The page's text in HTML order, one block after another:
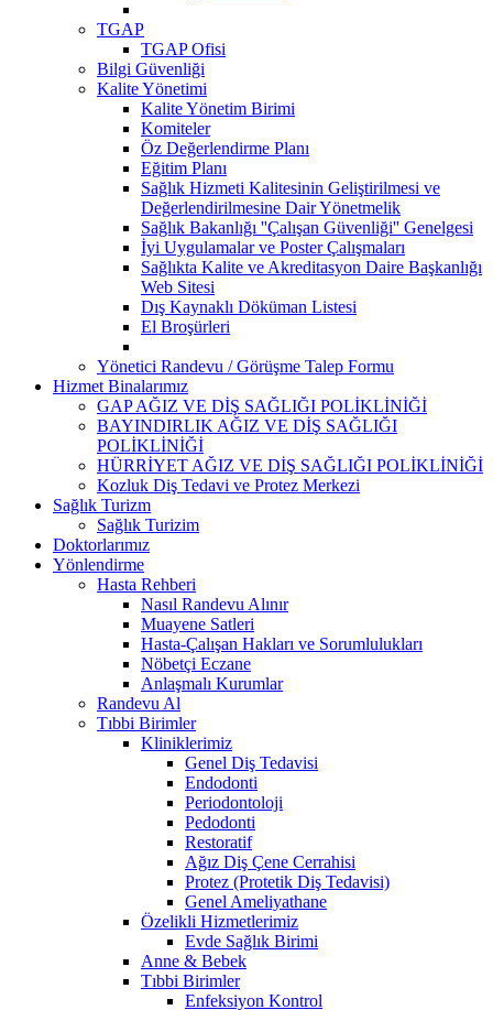
TGAP
TGAP Ofisi
Bilgi Güvenliği
Kalite Yönetimi
Kalite Yönetim Birimi
Komiteler
Öz Değerlendirme Planı
Eğitim Planı
Sağlık Hizmeti Kalitesinin Geliştirilmesi ve
Değerlendirilmesine Dair Yönetmelik
Sağlık Bakanlığı ''Çalışan Güvenliği'' Genelgesi
İyi Uygulamalar ve Poster Çalışmaları
Sağlıkta Kalite ve Akreditasyon Daire Başkanlığı
Web Sitesi
Dış Kaynaklı Döküman Listesi
El Broşürleri
Yönetici Randevu / Görüşme Talep Formu
Hizmet Binalarımız
GAP AĞIZ VE DİŞ SAĞLIĞI POLİKLİNİĞİ
BAYINDIRLIK AĞIZ VE DİŞ SAĞLIĞI
POLİKLİNİĞİ
HÜRRİYET AĞIZ VE DİŞ SAĞLIĞI POLİKLİNİĞİ
Kozluk Diş Tedavi ve Protez Merkezi
Sağlık Turizm
Sağlık Turizim
Doktorlarımız
Yönlendirme
Hasta Rehberi
Nasıl Randevu Alınır
Muayene Satleri
Hasta-Çalışan Hakları ve Sorumlulukları
Nöbetçi Eczane
Anlaşmalı Kurumlar
Randevu Al
Tıbbi Birimler
Kliniklerimiz
Genel Diş Tedavisi
Endodonti
Periodontoloji
Pedodonti
Restoratif
Ağız Diş Çene Cerrahisi
Protez (Protetik Diş Tedavisi)
Genel Ameliyathane
Özelikli Hizmetlerimiz
Evde Sağlık Birimi
Anne & Bebek
Tıbbi Birimler
Enfeksiyon Kontrol